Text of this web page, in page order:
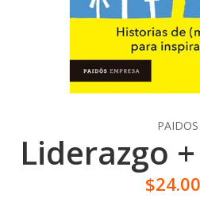
PAIDOS
Liderazgo